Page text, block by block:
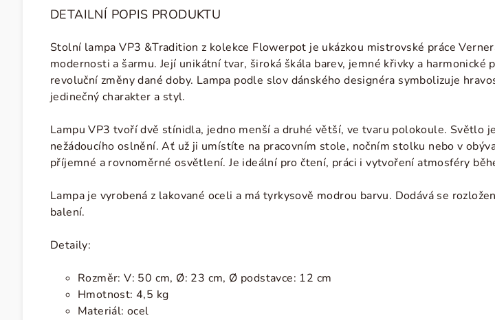
DETAILNÍ POPIS PRODUKTU
Stolní lampa VP3 &Tradition z kolekce Flowerpot je ukázkou mistrovské práce
modernosti a šarmu. Její unikátní tvar, široká škála barev, jemné křivky a
revoluční změny dané doby. Lampa podle slov dánského designéra symbolizuje
jedinečný charakter a styl.
Lampu VP3 tvoří dvě stínidla, jedno menší a druhé větší, ve tvaru polokoule. Světlo
nežádoucího oslnění. Ať už ji umístíte na pracovním stole, nočním stolku nebo v
příjemné a rovnoměrné osvětlení. Je ideální pro čtení, práci i vytvoření atmosféry
Lampa je vyrobená z lakované oceli a má tyrkysově modrou barvu. Dodává se
balení.
Detaily:
Rozměr:V: 50 cm, Ø: 23 cm, Ø podstavce: 12 cm
Hmotnost: 4,5 kg
Materiál: ocel